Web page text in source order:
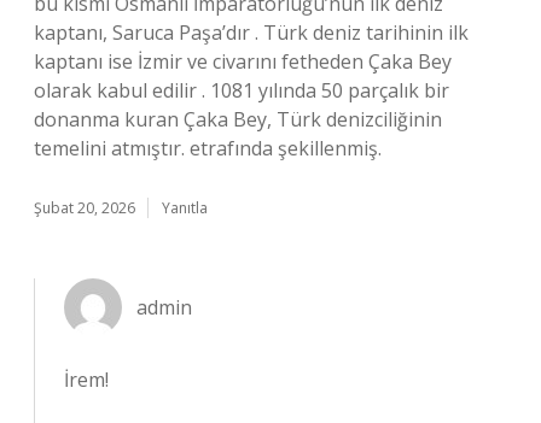
kaptanı, Saruca Paşa’dır . Türk deniz tarihinin ilk
kaptanı ise İzmir ve civarını fetheden Çaka Bey
olarak kabul edilir . 1081 yılında 50 parçalık bir
donanma kuran Çaka Bey, Türk denizciliğinin
temelini atmıştır. etrafında şekillenmiş.
Şubat 20, 2026 Yanıtla
admin
İrem!